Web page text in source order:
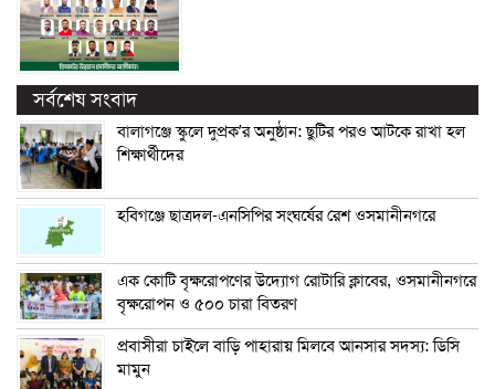
সর্বশেষ সংবাদ
বালাগঞ্জে স্কুলে দুপ্রক’র অনুষ্ঠান: ছুটির পরও আটকে রাখা হল
শিক্ষার্থীদের
হবিগঞ্জে ছাত্রদল-এনসিপির সংঘর্ষের রেশ ওসমানীনগরে
এক কোটি বৃক্ষরোপণের উদ্যোগ রোটারি ক্লাবের, ওসমানীনগরে
বৃক্ষরোপন ও ৫০০ চারা বিতরণ
প্রবাসীরা চাইলে বাড়ি পাহারায় মিলবে আনসার সদস্য: ডিসি
মামুন